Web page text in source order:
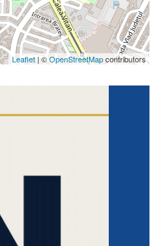
Leaflet| ©OpenStreetMapcontributors